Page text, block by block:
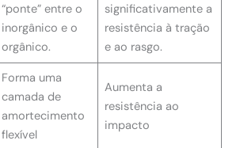
“ponte” entre o
inorgânico e o
orgânico.
significativamente a
resistência à tração
e ao rasgo.
Forma uma
camada de
amortecimento
flexível
Aumenta a
resistência ao
impacto